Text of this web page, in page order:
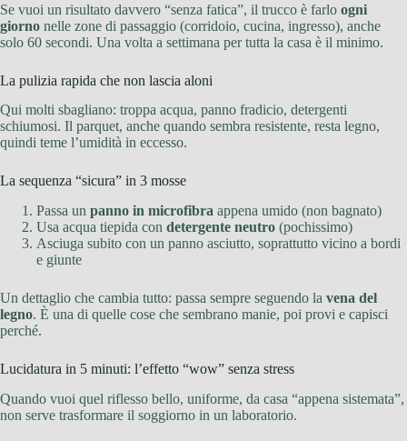
Se vuoi un risultato davvero “senza fatica”, il trucco è farlo ogni
giorno nelle zone di passaggio (corridoio, cucina, ingresso), anche
solo 60 secondi. Una volta a settimana per tutta la casa è il minimo.
La pulizia rapida che non lascia aloni
Qui molti sbagliano: troppa acqua, panno fradicio, detergenti
schiumosi. Il parquet, anche quando sembra resistente, resta legno,
quindi teme l’umidità in eccesso.
La sequenza “sicura” in 3 mosse
Passa un panno in microfibra appena umido (non bagnato)
Usa acqua tiepida con detergente neutro (pochissimo)
Asciuga subito con un panno asciutto, soprattutto vicino a bordi
e giunte
Un dettaglio che cambia tutto: passa sempre seguendo la vena del
legno. È una di quelle cose che sembrano manie, poi provi e capisci
perché.
Lucidatura in 5 minuti: l’effetto “wow” senza stress
Quando vuoi quel riflesso bello, uniforme, da casa “appena sistemata”,
non serve trasformare il soggiorno in un laboratorio.